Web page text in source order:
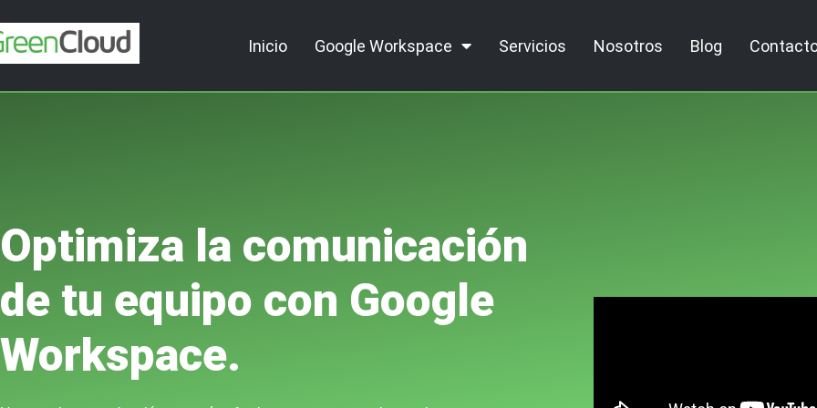
Inicio Google Workspace Servicios Nosotros Blog
Optimiza la comunicación
de tu equipo con Google
Workspace.